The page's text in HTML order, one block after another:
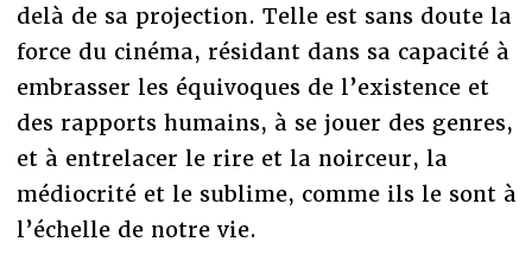
delà de sa projection. Telle est sans doute la
force du cinéma, résidant dans sa capacité à
embrasser les équivoques de l’existence et
des rapports humains, à se jouer des genres,
et à entrelacer le rire et la noirceur, la
médiocrité et le sublime, comme ils le sont à
l’échelle de notre vie.